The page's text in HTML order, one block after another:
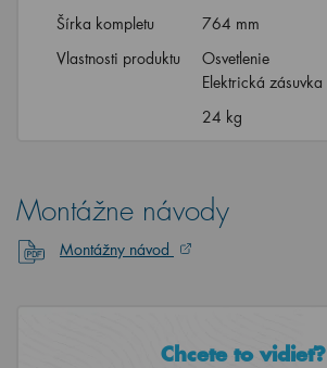
Šírka kompletu
764 mm
Vlastnosti produktu
Osvetlenie
Elektrická zásuvka
24 kg
Montážne návody
Montážny návod
Chcete to vidieť?